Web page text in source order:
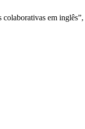
em inglês”,